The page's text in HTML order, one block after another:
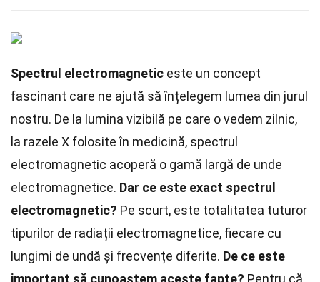
Spectrul electromagnetic este un concept
fascinant care ne ajută să înțelegem lumea din jurul
nostru. De la lumina vizibilă pe care o vedem zilnic,
la razele X folosite în medicină, spectrul
electromagnetic acoperă o gamă largă de unde
electromagnetice. Dar ce este exact spectrul
electromagnetic? Pe scurt, este totalitatea tuturor
tipurilor de radiații electromagnetice, fiecare cu
lungimi de undă și frecvențe diferite. De ce este
important să cunoaștem aceste fapte? Pentru că